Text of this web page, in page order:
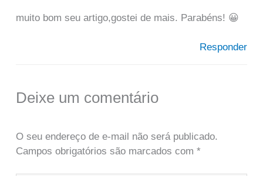
muito bom seu artigo,gostei de mais. Parabéns! 😀
Responder
Deixe um comentário
O seu endereço de e-mail não será publicado.
Campos obrigatórios são marcados com *